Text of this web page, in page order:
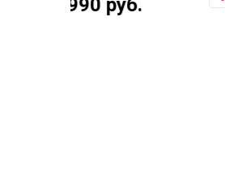
1 530 000 руб.